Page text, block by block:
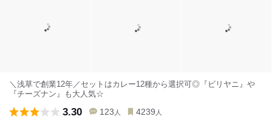
＼浅草で創業12年／セットはカレー12種から選択可◎『ビリヤニ』や
『チーズナン』も大人気☆
3.30 123 人 4239 人